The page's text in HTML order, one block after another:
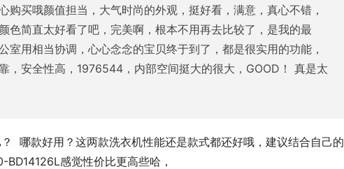
购买哦颜值担当，大气时尚的外观，挺好看，满意，真心不错，
色简直太好看了吧，完美啊，根本不用再去比较了，是我的最
室用相当协调，心心念念的宝贝终于到了，都是很实用的功能，
，安全性高，1976544，内部空间挺大的很大，GOOD！ 真是太
哪款好用？这两款洗衣机性能还是款式都还好哦，建议结合自己的
感觉性价比更高些哈，